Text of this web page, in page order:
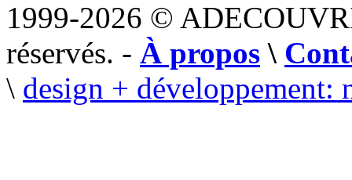
1999-2026 ©
réservés. - À propos \
\ design + développement: